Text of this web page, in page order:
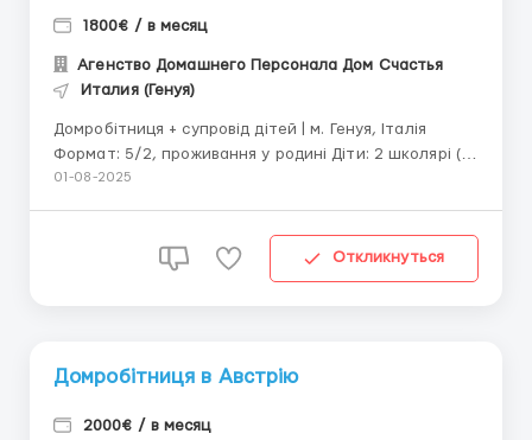
1800€ / в месяц
Агенство Домашнего Персонала Дом Счастья
Италия (Генуя)
Домробітниця + супровід дітей | м. Генуя, Італія
Формат: 5/2, проживання у родині Діти: 2 школярі (6
та 9 років) Обов’язки: – Вранці — супровід дітей до
01-08-2025
Откликнуться
Домробітниця в Австрію
2000€ / в месяц